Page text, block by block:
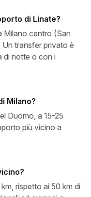
di Linate?
Milano centro (San
Un transfer privato è
di notte o con i
Milano?
Duomo, a 15-25
più vicino a
rispetto ai 50 km di